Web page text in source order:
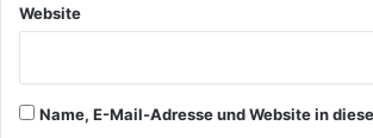
Website
Name, E-Mail-Adresse und Website in